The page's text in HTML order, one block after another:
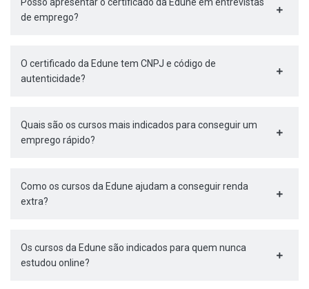
de emprego?
O certificado da Edune tem CNPJ e código de
autenticidade?
Quais são os cursos mais indicados para conseguir um
emprego rápido?
Como os cursos da Edune ajudam a conseguir renda
extra?
Os cursos da Edune são indicados para quem nunca
estudou online?